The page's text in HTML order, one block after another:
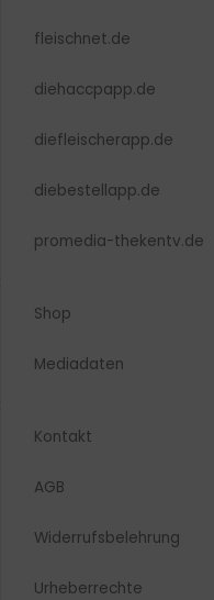
fleischnet.de
diehaccpapp.de
diefleischerapp.de
diebestellapp.de
promedia-thekentv.de
Shop
Mediadaten
Kontakt
AGB
Widerrufsbelehrung
Urheberrechte​